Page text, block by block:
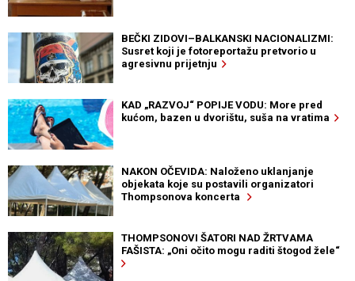
BEČKI ZIDOVI–BALKANSKI NACIONALIZMI:
Susret koji je fotoreportažu pretvorio u
agresivnu prijetnju
KAD „RAZVOJ“ POPIJE VODU: More pred
kućom, bazen u dvorištu, suša na vratima
NAKON OČEVIDA: Naloženo uklanjanje
objekata koje su postavili organizatori
Thompsonova koncerta
THOMPSONOVI ŠATORI NAD ŽRTVAMA
FAŠISTA: „Oni očito mogu raditi štogod žele“